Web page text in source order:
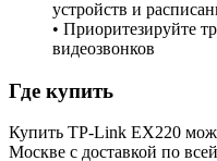
устройств и
• Приоритезируйте
видеозвонков
Где купить
Купить TP-Link EX220
Москве с доставкой по